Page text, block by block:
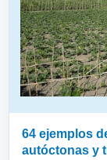
64 ejemplos
autóctonas y